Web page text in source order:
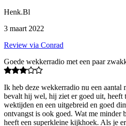
Henk.Bl
3 maart 2022
Review via Conrad
Goede wekkerradio met een paar
Ik heb deze wekkerradio nu een aantal
bevalt hij wel, hij ziet er goed uit, heeft
wektijden en een uitgebreid en goed
ontvangst is ook goed. Wat me minder
heeft een superkleine kijkhoek. Als je